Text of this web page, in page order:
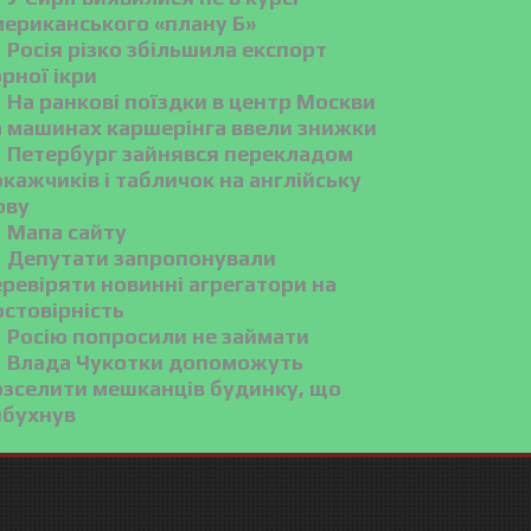
«плану Б»
Росія різко збільшила експорт
ікри
На ранкові поїздки в центр Москви
машинах каршерінга ввели знижки
Петербург зайнявся перекладом
і табличок на англійську
Мапа сайту
Депутати запропонували
новинні агрегатори на
Росію попросили не займати
Влада Чукотки допоможуть
мешканців будинку, що